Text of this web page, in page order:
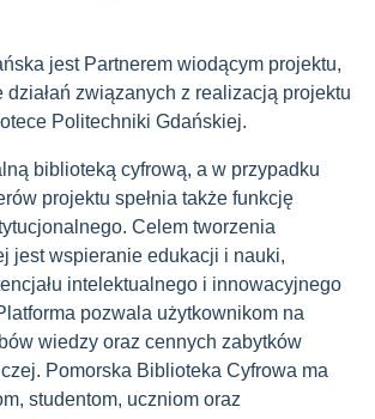
jest Partnerem wiodącym projektu,
związanych z realizacją projektu
Politechniki Gdańskiej.
biblioteką cyfrową, a w przypadku
projektu spełnia także funkcję
Celem tworzenia
jest wspieranie edukacji i nauki,
intelektualnego i innowacyjnego
pozwala użytkownikom na
wiedzy oraz cennych zabytków
Pomorska Biblioteka Cyfrowa ma
studentom, uczniom oraz